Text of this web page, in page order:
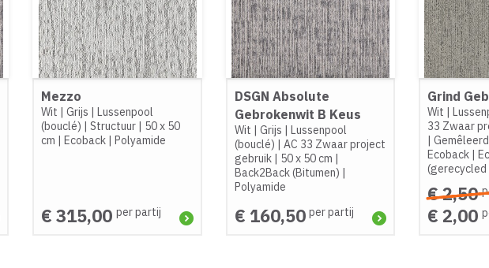
Mezzo
Wit |Grijs |Lussenpool
(bouclé) |Structuur | 50 x 50
cm |Ecoback |Polyamide
€ 315,00 per partij
DSGN Absolute
Gebrokenwit B Keus
Wit | Grijs | Lussenpool
(bouclé) | AC 33 Zwaar project
gebruik| 50 x 50 cm |
Back2Back (Bitumen) |
Polyamide
€ 160,50 per partij
Grind
Wit |
33 Zwaar
|Gemêleerd
Ecoback |
(gerecycled
€ 2,50
€ 2,00